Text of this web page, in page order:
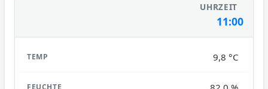
11:00
9,8 °C